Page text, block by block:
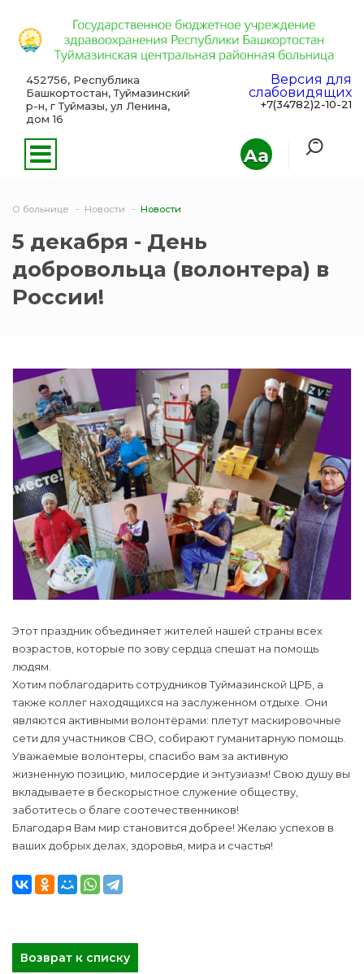
Aa
452756, Республика
Башкортостан, Туймазинский
р-н, г Туймазы, ул Ленина,
дом 16
Версия для
слабовидящих
+7(34782)2-10-21
О больнице Новости Новости
5 декабря - День
добровольца (волонтера) в
России!
Этот праздник объединяет жителей нашей страны всех
возрастов, которые по зову сердца спешат на помощь
людям.
Хотим поблагодарить сотрудников Туймазинской ЦРБ, а
также коллег находящихся на заслуженном отдыхе. Они
являются активными волонтёрами: плетут маскировочные
сети для участников СВО, собирают гуманитарную помощь.
Уважаемые волонтеры, спасибо вам за активную
жизненную позицию, милосердие и энтузиазм! Свою душу вы
вкладываете в бескорыстное служение обществу,
заботитесь о благе соотечественников!
Благодаря Вам мир становится добрее! Желаю успехов в
ваших добрых делах, здоровья, мира и счастья!
Возврат к списку